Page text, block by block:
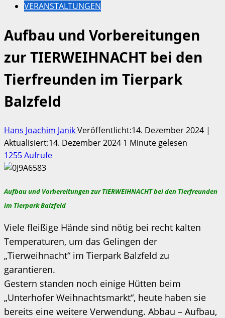
VERANSTALTUNGEN
Aufbau und Vorbereitungen
zur TIERWEIHNACHT bei den
Tierfreunden im Tierpark
Balzfeld
Hans Joachim JanikVeröffentlicht:14. Dezember 2024 |
Aktualisiert:14. Dezember 2024 1 Minute gelesen
1255 Aufrufe
Aufbau und Vorbereitungen zur TIERWEIHNACHT bei den Tierfreunden
im Tierpark Balzfeld
Viele fleißige Hände sind nötig bei recht kalten
Temperaturen, um das Gelingen der
„Tierweihnacht“ im Tierpark Balzfeld zu
garantieren.
Gestern standen noch einige Hütten beim
„Unterhofer Weihnachtsmarkt“, heute haben sie
bereits eine weitere Verwendung. Abbau – Aufbau,